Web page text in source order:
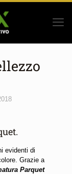
evidenti di
Grazie a
Parquet